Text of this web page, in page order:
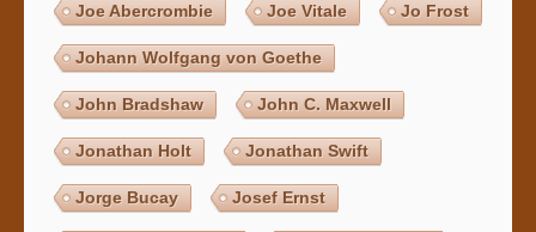
Joe Abercrombie Joe Vitale Jo Frost
Johann Wolfgang von Goethe
John Bradshaw John C. Maxwell
Jonathan Holt Jonathan Swift
Jorge Bucay Josef Ernst